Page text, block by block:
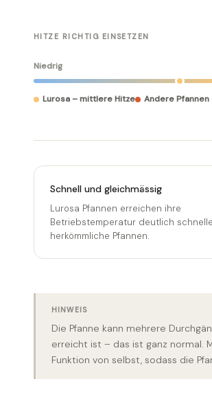
HITZE RICHTIG EINSETZEN
Niedrig
Lurosa – mittlere Hitze Andere
Schnell und gleichmässig
Lurosa Pfannen erreichen ihre
Betriebstemperatur deutlich
herkömmliche Pfannen.
HINWEIS
Die Pfanne kann mehrere
erreicht ist – das ist ganz normal.
Funktion von selbst, sodass die